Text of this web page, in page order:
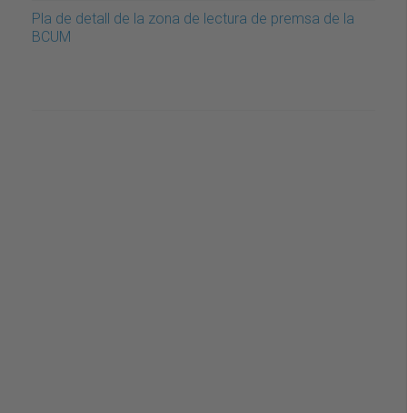
Pla de detall de la zona de lectura de premsa de la
BCUM